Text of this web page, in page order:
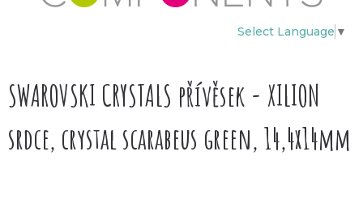
Select Language ▼
SWAROVSKI CRYSTALS přívěsek - XILION
srdce, crystal scarabeus green, 14,4x14mm